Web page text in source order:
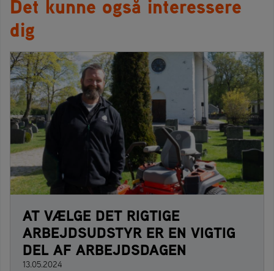
Det kunne også interessere
dig
AT VÆLGE DET RIGTIGE
ARBEJDSUDSTYR ER EN VIGTIG
DEL AF ARBEJDSDAGEN
13.05.2024